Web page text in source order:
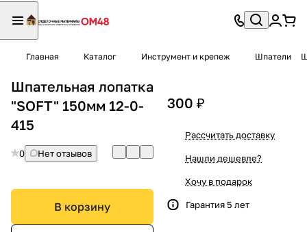
Главная Каталог Инструмент и крепеж Шпатели
Шпательная лопатка
"SOFT" 150мм 12-0-
415
0 Нет отзывов
В корзину
300 ₽
Рассчитать доставку
Нашли дешевле?
Хочу в подарок
Гарантия 5 лет